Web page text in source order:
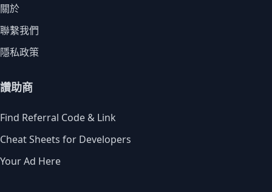
關於
聯繫我們
隱私政策
讚助商
Find Referral Code & Link
Cheat Sheets for Developers
Your Ad Here